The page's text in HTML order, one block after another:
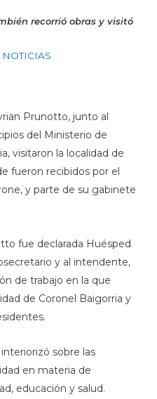
recorrió obras y visitó
NOTICIAS
Prunotto, junto al
del Ministerio de
visitaron la localidad de
fueron recibidos por el
y parte de su gabinete
fue declarada Huésped
y al intendente,
de trabajo en la que
de Coronel Baigorria y
sobre las
en materia de
educación y salud.